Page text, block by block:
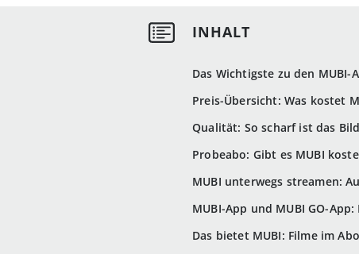
Das Wichtigste zu den
Preis-Übersicht: Was kostet
Qualität: So scharf ist das Bild
Probeabo: Gibt es MUBI
MUBI unterwegs streamen:
MUBI-App und MUBI GO-
Das bietet MUBI: Filme im Abo